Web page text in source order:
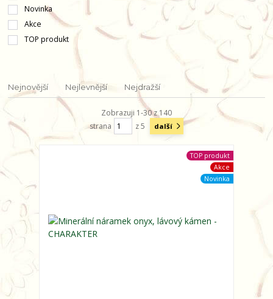
Novinka
Akce
TOP produkt
Nejnovější Nejlevnější Nejdražší
Zobrazuji 1-30 z 140
strana
z 5 další
TOP produkt
Akce
Novinka